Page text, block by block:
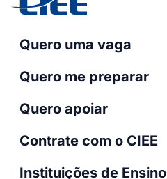
Quero uma vaga
Quero me preparar
Quero apoiar
Contrate com o CIEE
Instituições de Ensino